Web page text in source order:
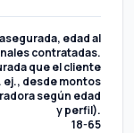
edad al
contratadas.
que el cliente
ej., desde montos
según edad
y perfil).
18-65